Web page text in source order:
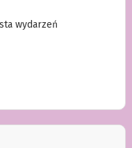
wydarzeń